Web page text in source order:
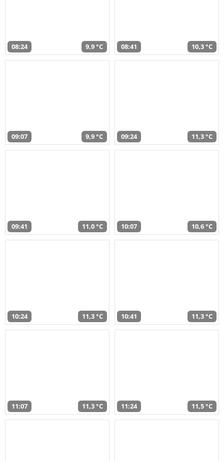
08:24 9,9 °C 08:41 10,3 °C
09:07 9,9 °C 09:24 11,3 °C
09:41 11,0 °C 10:07 10,6 °C
10:24 11,3 °C 10:41 11,3 °C
11:07 11,3 °C 11:24 11,5 °C